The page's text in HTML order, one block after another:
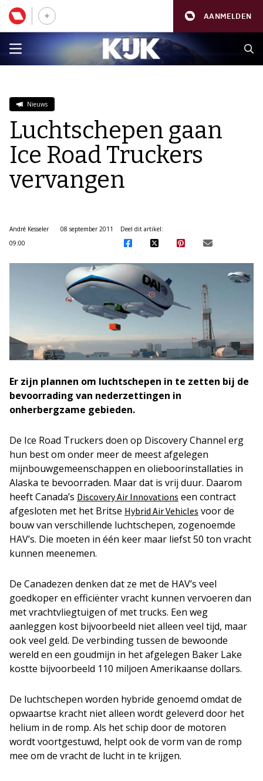
AANMELDEN
Nieuws
Luchtschepen gaan
Ice Road Truckers
vervangen
André Kesseler
08 september 2011
09:00
Deel dit artikel:
Er zijn plannen om luchtschepen in te zetten bij de
bevoorrading van nederzettingen in
onherbergzame gebieden.
De Ice Road Truckers doen op Discovery Channel erg
hun best om onder meer de meest afgelegen
mijnbouwgemeenschappen en olieboorinstallaties in
Alaska te bevoorraden. Maar dat is vrij duur. Daarom
heeft Canada’s Discovery Air Innovations een contract
afgesloten met het Britse Hybrid Air Vehicles voor de
bouw van verschillende luchtschepen, zogenoemde
HAV’s. Die moeten in één keer maar liefst 50 ton vracht
kunnen meenemen.
De Canadezen denken dat ze met de HAV’s veel
goedkoper en efficiënter vracht kunnen vervoeren dan
met vrachtvliegtuigen of met trucks. Een weg
aanleggen kost bijvoorbeeld niet alleen veel tijd, maar
ook veel geld. De verbinding tussen de bewoonde
wereld en een goudmijn in het afgelegen Baker Lake
kostte bijvoorbeeld 110 miljoen Amerikaanse dollars.
De luchtschepen worden hybride genoemd omdat de
opwaartse kracht niet alleen wordt geleverd door het
helium in de romp. Als het schip door de motoren
wordt voortgestuwd, helpt ook de vorm van de romp
mee om de vracht de lucht in te krijgen.